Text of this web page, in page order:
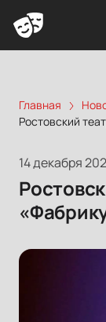
Главная
Ростовский
14 декабря